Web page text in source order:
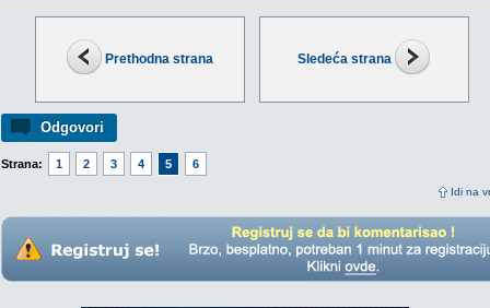
Prethodna strana Sledeća strana
Odgovori
Strana: 1 2 3 4 5 6
Idi na